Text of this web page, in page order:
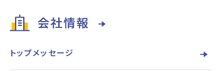
会社情報
トップメッセージ